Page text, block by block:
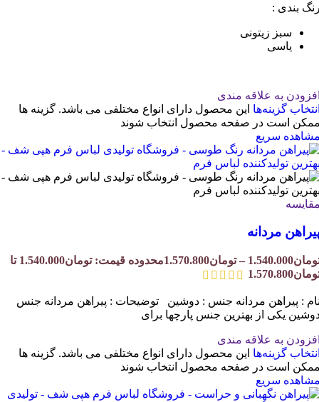
بندی :
سبز زیتونی
یاسی
به علاقه مندی
گزینه‌ها این محصول دارای انواع مختلفی می باشد. گزینه ها
است در صفحه محصول انتخاب شوند
سریع
مردانه
1.540.000
– تومان1.570.800
محدوده قیمت: تومان1.540.000 تا
: پیراهن مردانه جنس : دوشین توضیحات : پیراهن مردانه جنس
یکی از بهترین جنس پارچها برای
به علاقه مندی
گزینه‌ها این محصول دارای انواع مختلفی می باشد. گزینه ها
است در صفحه محصول انتخاب شوند
سریع